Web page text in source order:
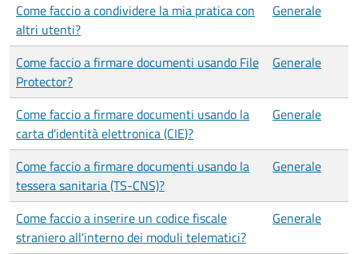
Come faccio a condividere la mia pratica con
altri utenti?
Generale
Come faccio a firmare documenti usando File
Protector?
Generale
Come faccio a firmare documenti usando la
carta d'identità elettronica (CIE)?
Generale
Come faccio a firmare documenti usando la
tessera sanitaria (TS-CNS)?
Generale
Come faccio a inserire un codice fiscale
straniero all'interno dei moduli telematici?
Generale